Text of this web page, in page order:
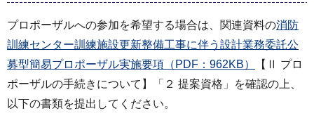
プロポーザルへの参加を希望する場合は、関連資料の消防
訓練センター訓練施設更新整備工事に伴う設計業務委託公
募型簡易プロポーザル実施要項（PDF：962KB）
【Ⅱ プロ
ポーザルの手続きについて】「２ 提案資格」を確認の上、
以下の書類を提出してください。